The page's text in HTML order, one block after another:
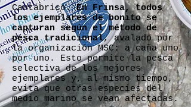
Cantábrico.En Frinsa, todos
los ejemplares de bonito se
capturan según el método de
pesca tradicional, avalado por
la organización MSC: a caña uno
por uno. Esto permite la pesca
selectiva de los mejores
ejemplares y, al mismo tiempo,
evita que otras especies del
medio marino se vean afectadas.